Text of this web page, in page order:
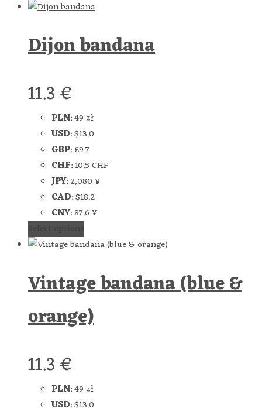
Dijon bandana
11.3€
PLN:49 zł
USD:$13.0
GBP:£9.7
CHF:10.5 CHF
JPY:2,080 ¥
CAD:$18.2
CNY:87.6 ¥
Vintage bandana (blue &
orange)
11.3€
PLN:49 zł